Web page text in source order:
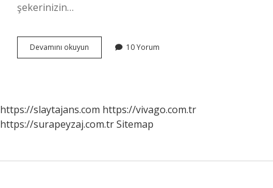
şekerinizin…
Devamını okuyun Oruçluyken
Acıkmamak
10 Yorum
https://slaytajans.com https://vivago.com.tr
https://surapeyzaj.com.trSitemap